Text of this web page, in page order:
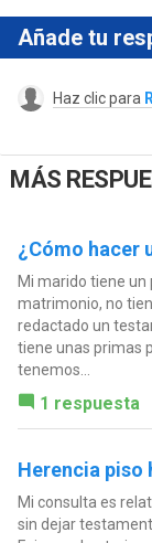
Añade tu
Haz clic para
MÁS
¿Cómo hacer
Mi marido tiene
matrimonio, no
redactado un
tiene unas primas
tenemos...
1 respuesta
Herencia piso
Mi consulta es
sin dejar